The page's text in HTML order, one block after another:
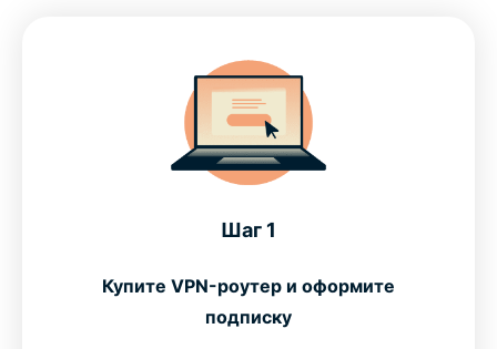
Шаг 1
Купите VPN-роутер и оформите
подписку